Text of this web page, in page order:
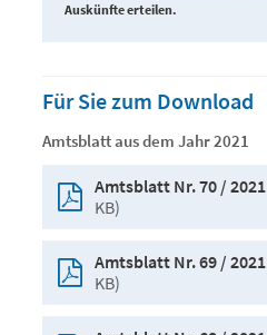
Auskünfte erteilen.
Für Sie zum Download
Amtsblatt aus dem Jahr 2021
Amtsblatt Nr. 70 /
KB)
Amtsblatt Nr. 69 /
KB)